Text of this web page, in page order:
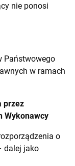
nie ponosi
Państwowego
w ramach
przez
Wykonawcy
o
dalej jako